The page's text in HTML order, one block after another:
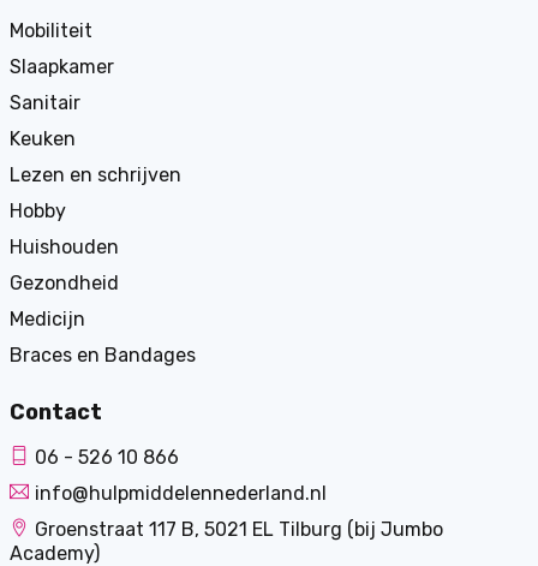
Mobiliteit
Slaapkamer
Sanitair
Keuken
Lezen en schrijven
Hobby
Huishouden
Gezondheid
Medicijn
Braces en Bandages
Contact
06 - 526 10 866
info@hulpmiddelennederland.nl
Groenstraat 117 B, 5021 EL Tilburg (bij Jumbo
Academy)